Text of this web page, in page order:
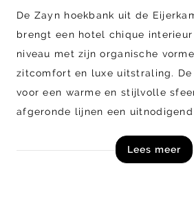
De Zayn hoekbank uit de
brengt een hotel chique
niveau met zijn organische
zitcomfort en luxe uitstraling.
voor een warme en stijlvolle
afgeronde lijnen een
modulaire design creëer je
Lees meer